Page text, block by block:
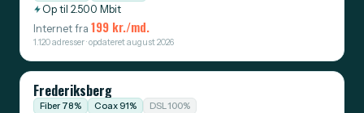
Op til 2.500 Mbit
Internet fra 199 kr./md.
1.120 adresser · opdateret august 2026
Frederiksberg
Fiber 78% Coax 91% DSL 100%